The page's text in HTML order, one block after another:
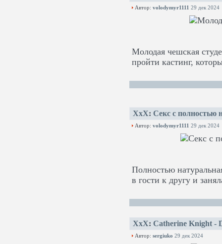
Автор: volodymyr1111 29 дек 2024
Молодая чешская
пройти кастинг,
XxX: Секс с полностью
Автор: volodymyr1111 29 дек 2024
Полностью
в гости к другу и
XxX: Catherine Knight -
Автор: sergiuko 29 дек 2024